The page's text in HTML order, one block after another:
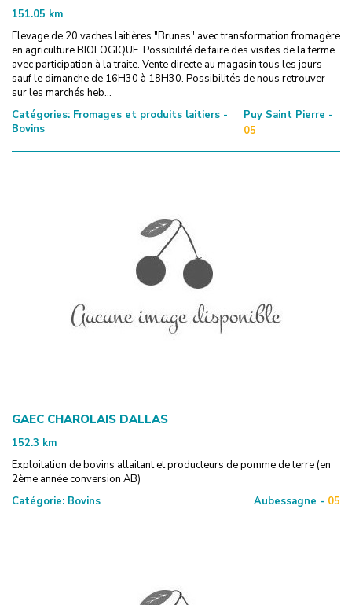
151.05 km
Elevage de 20 vaches laitières "Brunes" avec transformation fromagère
en agriculture BIOLOGIQUE. Possibilité de faire des visites de la ferme
avec participation à la traite. Vente directe au magasin tous les jours
sauf le dimanche de 16H30 à 18H30. Possibilités de nous retrouver
sur les marchés heb...
Catégories: Fromages et produits laitiers -
Bovins
Puy Saint Pierre -
05
GAEC CHAROLAIS DALLAS
152.3 km
Exploitation de bovins allaitant et producteurs de pomme de terre (en
2ème année conversion AB)
Catégorie: Bovins Aubessagne - 05